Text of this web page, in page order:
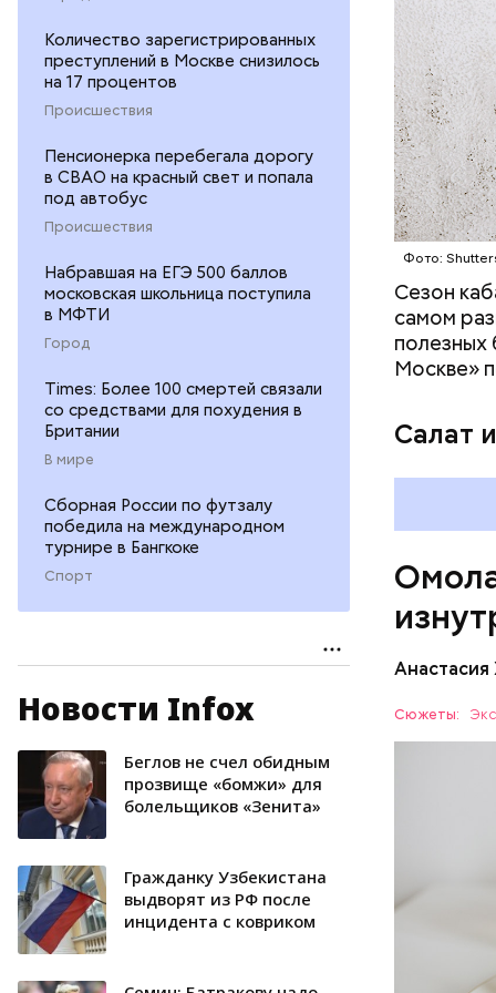
Количество зарегистрированных
преступлений в Москве снизилось
на 17 процентов
Происшествия
Пенсионерка перебегала дорогу
в СВАО на красный свет и попала
под автобус
Происшествия
Набравшая на ЕГЭ 500 баллов
московская школьница поступила
в МФТИ
Город
Times: Более 100 смертей связали
со средствами для похудения в
Британии
В мире
Сборная России по футзалу
победила на международном
турнире в Бангкоке
Спорт
Новости Infox
Беглов не счел обидным
прозвище «бомжи» для
болельщиков «Зенита»
Гражданку Узбекистана
выдворят из РФ после
инцидента с ковриком
Фото:
Сезон
самом
полезных
Москве»
Салат
Сюжеты:
Дыня
кожи;
плода.
ряда
лютеин
наше
калий
— В